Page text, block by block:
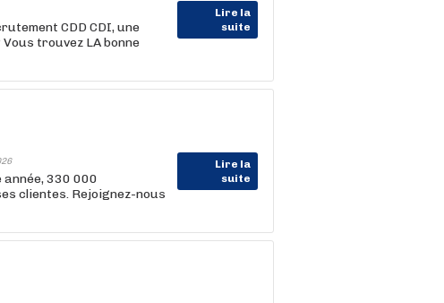
Lire la
suite
CDD CDI, une
trouvez LA bonne
Lire la
suite
année, 330 000
clientes. Rejoignez-nous